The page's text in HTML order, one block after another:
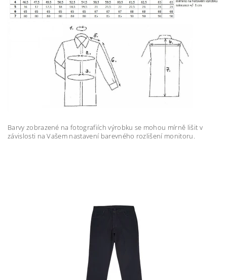
Barvy zobrazené na fotografiích výrobku se mohou mírně lišit v
závislosti na Vašem nastavení barevného rozlišení monitoru.